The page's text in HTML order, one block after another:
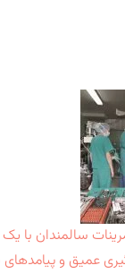
سالمندان با
عمیق و پیامدهای